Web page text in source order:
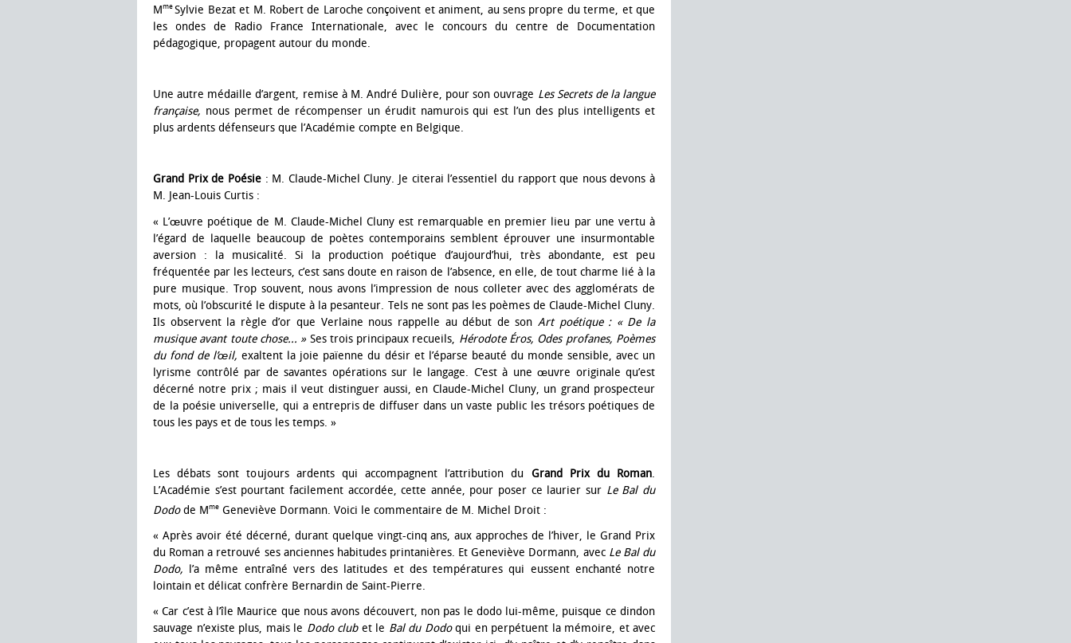
MmeSylvie Bezat et M. Robert de Laroche conçoivent et animent, au sens propre du terme, et que
les ondes de Radio France Internationale, avec le concours du centre de Documentation
pédagogique, propagent autour du monde.
Une autre médaille d’argent, remise à M. André Dulière, pour son ouvrage Les Secrets de la langue
française, nous permet de récompenser un érudit namurois qui est l’un des plus intelligents et
plus ardents défenseurs que l’Académie compte en Belgique.
Grand Prix de Poésie: M. Claude-Michel Cluny. Je citerai l’essentiel du rapport que nous devons à
M. Jean-Louis Curtis :
« L’œuvre poétique de M. Claude-Michel Cluny est remarquable en premier lieu par une vertu à
l’égard de laquelle beaucoup de poètes contemporains semblent éprouver une insurmontable
aversion : la musicalité. Si la production poétique d’aujourd’hui, très abondante, est peu
fréquentée par les lecteurs, c’est sans doute en raison de l’absence, en elle, de tout charme lié à la
pure musique. Trop souvent, nous avons l’impression de nous colleter avec des agglomérats de
mots, où l’obscurité le dispute à la pesanteur. Tels ne sont pas les poèmes de Claude-Michel Cluny.
Ils observent la règle d’or que Verlaine nous rappelle au début de son Art poétique : « De la
musique avant toute chose... » Ses trois principaux recueils, Hérodote Éros, Odes profanes, Poèmes
du fond de l’œil,exaltent la joie païenne du désir et l’éparse beauté du monde sensible, avec un
lyrisme contrôlé par de savantes opérations sur le langage. C’est à une œuvre originale qu’est
décerné notre prix ; mais il veut distinguer aussi, en Claude-Michel Cluny, un grand prospecteur
de la poésie universelle, qui a entrepris de diffuser dans un vaste public les trésors poétiques de
tous les pays et de tous les temps. »
Les débats sont toujours ardents qui accompagnent l’attribution du Grand Prix du Roman.
L’Académie s’est pourtant facilement accordée, cette année, pour poser ce laurier sur Le Bal du
Dodode Mme Geneviève Dormann. Voici le commentaire de M. Michel Droit :
« Après avoir été décerné, durant quelque vingt-cinq ans, aux approches de l’hiver, le Grand Prix
du Roman a retrouvé ses anciennes habitudes printanières. Et Geneviève Dormann, avec Le Bal du
Dodo, l’a même entraîné vers des latitudes et des températures qui eussent enchanté notre
lointain et délicat confrère Bernardin de Saint-Pierre.
« Car c’est à l’île Maurice que nous avons découvert, non pas le dodo lui-même, puisque ce dindon
sauvage n’existe plus, mais le Dodo club et le Bal du Dodoqui en perpétuent la mémoire, et avec